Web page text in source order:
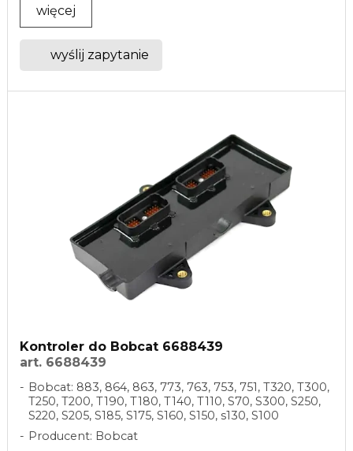
więcej
wyślij zapytanie
Kontroler do Bobcat 6688439
art. 6688439
Bobcat: 883, 864, 863, 773, 763, 753, 751, T320, T300,
T250, T200, T190, T180, T140, T110, S70, S300, S250,
S220, S205, S185, S175, S160, S150, s130, S100
Producent: Bobcat